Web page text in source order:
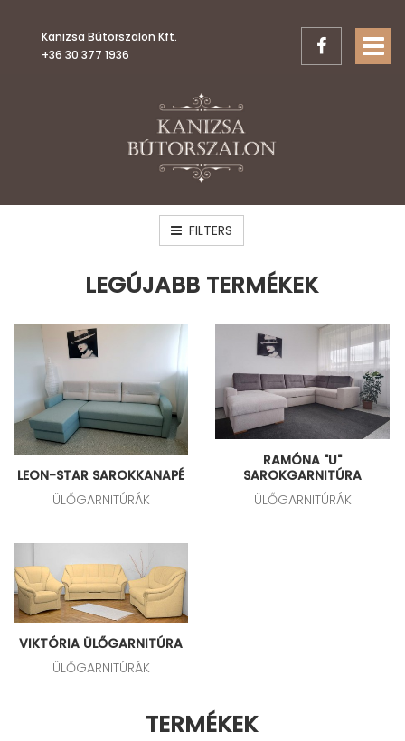
Kanizsa Bútorszalon Kft.
+36 30 377 1936
FILTERS
LEGÚJABB TERMÉKEK
LEON-STAR SAROKKANAPÉ
ÜLŐGARNITÚRÁK
RAMÓNA "U"
SAROKGARNITÚRA
ÜLŐGARNITÚRÁK
VIKTÓRIA ÜLŐGARNITÚRA
ÜLŐGARNITÚRÁK
TERMÉKEK